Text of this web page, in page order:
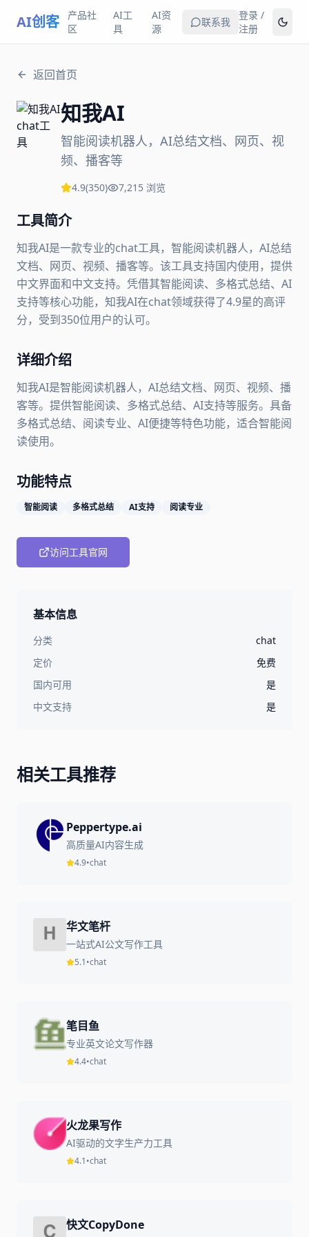
AI创客
产品社
区
AI工
具
AI资
源
联系我
登录 /
注册
返回首页
知我AI
智能阅读机器人，AI总结文档、网页、视
频、播客等
4.9(350) 7,215 浏览
工具简介
知我AI是一款专业的chat工具，智能阅读机器人，AI总结
文档、网页、视频、播客等。该工具支持国内使用，提供
中文界面和中文支持。凭借其智能阅读、多格式总结、AI
支持等核心功能，知我AI在chat领域获得了4.9星的高评
分，受到350位用户的认可。
详细介绍
知我AI是智能阅读机器人，AI总结文档、网页、视频、播
客等。提供智能阅读、多格式总结、AI支持等服务。具备
多格式总结、阅读专业、AI便捷等特色功能，适合智能阅
读使用。
功能特点
智能阅读 多格式总结 AI支持 阅读专业
访问工具官网
基本信息
分类
chat
定价
免费
国内可用
是
中文支持
是
相关工具推荐
Peppertype.ai
高质量AI内容生成
4.9•chat
华文笔杆
一站式AI公文写作工具
5.1•chat
笔目鱼
专业英文论文写作器
4.4•chat
火龙果写作
AI驱动的文字生产力工具
4.1•chat
快文CopyDone